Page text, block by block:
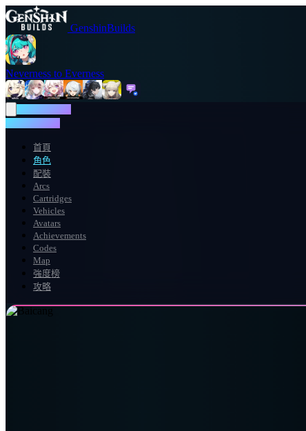
GenshinBuilds
Neverness to Everness
首頁
角色
配裝
Arcs
Cartridges
Vehicles
Avatars
Achievements
Codes
Map
強度榜
攻略